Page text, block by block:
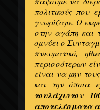
πολιτικούς που
γνωρίζαμε. Ο
στην αγάπη και
ομνύει ο
πνευματικό,
περισσότερων
είναι να μην
και την όποια
τουλάχιστον
αποτελέσματα